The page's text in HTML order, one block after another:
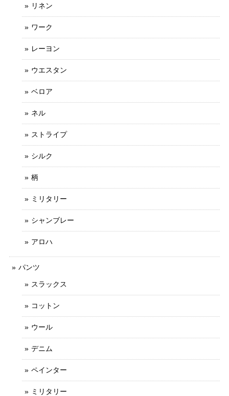
リネン
ワーク
レーヨン
ウエスタン
ベロア
ネル
ストライプ
シルク
柄
ミリタリー
シャンブレー
アロハ
パンツ
スラックス
コットン
ウール
デニム
ペインター
ミリタリー